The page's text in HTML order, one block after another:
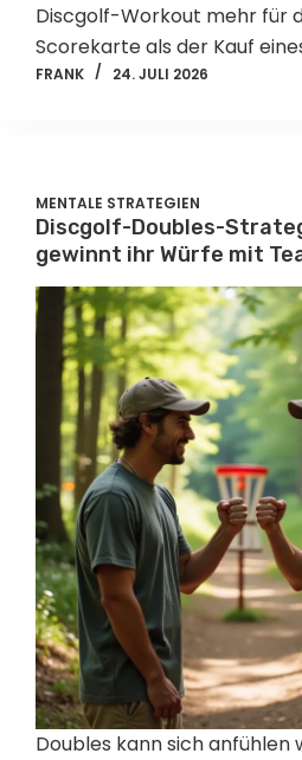
Discgolf-Workout mehr für
Scorekarte als der Kauf
FRANK 24. JULI 2026
MENTALE STRATEGIEN
Discgolf-Doubles-
gewinnt ihr Würfe mit
Doubles kann sich anfühlen